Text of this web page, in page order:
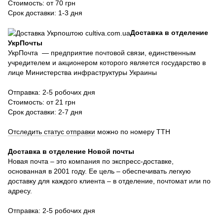
Стоимость: от 70 грн
Срок доставки: 1-3 дня
Доставка в отделение
УкрПочты
УкрПочта — предприятие почтовой связи, единственным
учредителем и акционером которого является государство в
лице Министерства инфраструктуры Украины
Отправка: 2-5 робочих дня
Стоимость: от 21 грн
Срок доставки: 2-7 дня
Отследить статус отправки можно по номеру ТТН
Доставка в отделение Новой почты
Новая почта – это компания по экспресс-доставке,
основанная в 2001 году. Ее цель – обеспечивать легкую
доставку для каждого клиента – в отделение, почтомат или по
адресу.
Отправка: 2-5 робочих дня